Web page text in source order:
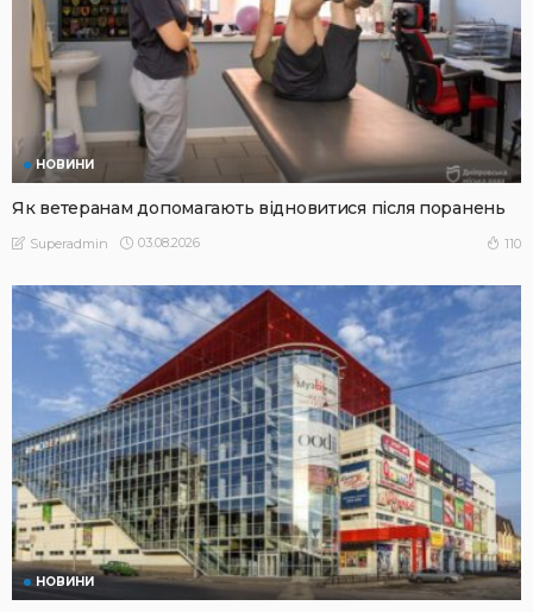
НОВИНИ
Як ветеранам допомагають відновитися після поранень
Superadmin 03.08.2026 110
НОВИНИ